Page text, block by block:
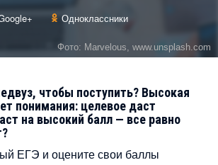
Одноклассники
Фото: Marvelous, www.unsplash.com
чтобы поступить? Высокая
понимания: целевое даст
на высокий балл — все равно
ЕГЭ и оцените свои баллы